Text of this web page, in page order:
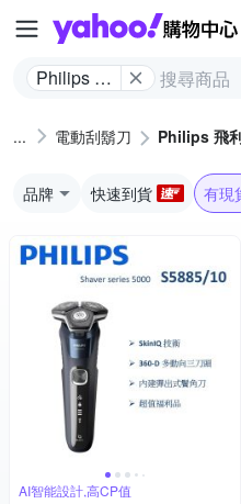
Philips 飛
電動刮鬍刀 Philips 飛
品牌 快速到貨 有現
AI智能設計,高CP值